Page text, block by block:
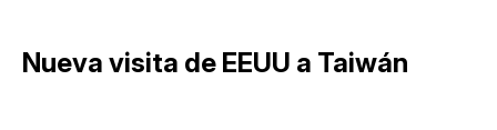
Nueva visita de EEUU a Taiwán